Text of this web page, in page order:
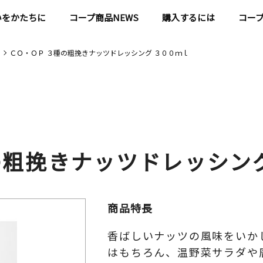
かたちに コープ商品NEWS 購入するには コー
ＣＯ・ＯＰ ３種の粗挽きナッツドレッシング ３００ｍｌ
挽きナッツドレッシン
商品特長
香ばしいナッツの風味をい
はもちろん、温野菜サラダ